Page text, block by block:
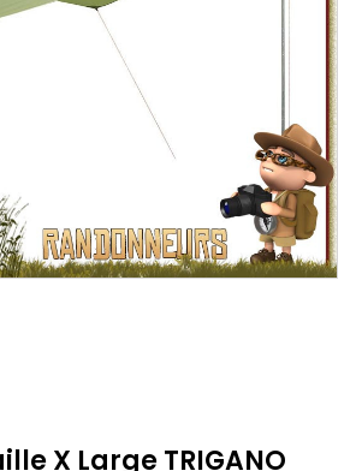
X Large TRIGANO